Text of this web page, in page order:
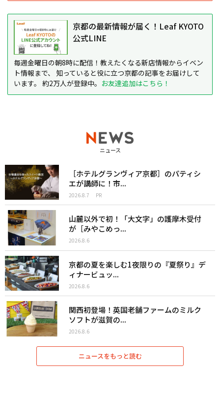
京都の最新情報が届く！Leaf KYOTO
公式LINE
毎週金曜日の朝8時に配信！教えたくなる新店情報からイベン
ト情報まで、 知っていると役に立つ京都の記事をお届けして
います。 約2万人が登録中。 お友達追加はこちら！
ニュース
［ホテルグランヴィア京都］のパティシ
エが講師に！市...
2026.8.7 PR
山麓以外で初！「大文字」の護摩木受付
が［みやこめっ...
2026.8.6
京都の夏を楽しむ1夜限りの『夏祭り』デ
ィナービュッ...
2026.8.6
関西初登場！英国老舗ファームのミルク
ソフトが滋賀の...
2026.8.6
ニュースをもっと読む